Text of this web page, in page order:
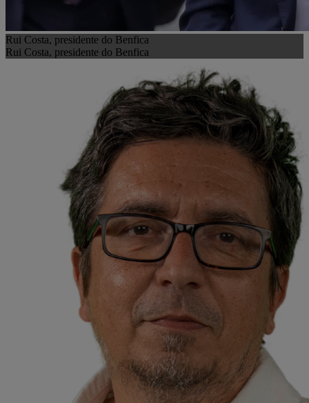
Rui Costa, presidente do Benfica
Rui Costa, presidente do Benfica